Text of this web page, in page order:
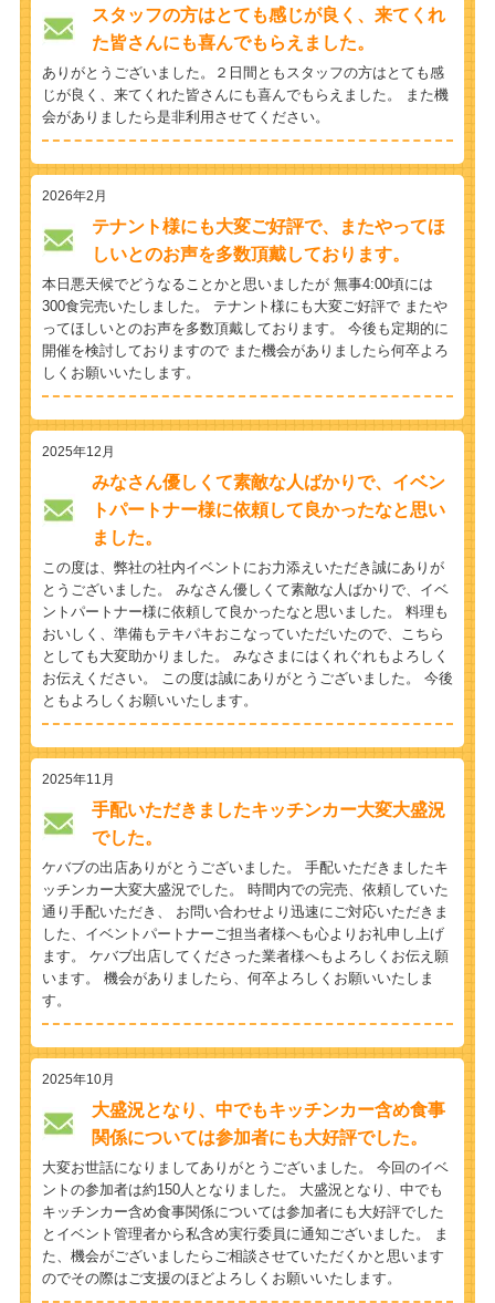
スタッフの方はとても感じが良く、来てくれ
た皆さんにも喜んでもらえました。
ありがとうございました。２日間ともスタッフの方はとても感
じが良く、来てくれた皆さんにも喜んでもらえました。 また機
会がありましたら是非利用させてください。
2026年2月
テナント様にも大変ご好評で、またやってほ
しいとのお声を多数頂戴しております。
本日悪天候でどうなることかと思いましたが 無事4:00頃には
300食完売いたしました。 テナント様にも大変ご好評で またや
ってほしいとのお声を多数頂戴しております。 今後も定期的に
開催を検討しておりますので また機会がありましたら何卒よろ
しくお願いいたします。
2025年12月
みなさん優しくて素敵な人ばかりで、イベン
トパートナー様に依頼して良かったなと思い
ました。
この度は、弊社の社内イベントにお力添えいただき誠にありが
とうございました。 みなさん優しくて素敵な人ばかりで、イベ
ントパートナー様に依頼して良かったなと思いました。 料理も
おいしく、準備もテキパキおこなっていただいたので、こちら
としても大変助かりました。 みなさまにはくれぐれもよろしく
お伝えください。 この度は誠にありがとうございました。 今後
ともよろしくお願いいたします。
2025年11月
手配いただきましたキッチンカー大変大盛況
でした。
ケバブの出店ありがとうございました。 手配いただきましたキ
ッチンカー大変大盛況でした。 時間内での完売、依頼していた
通り手配いただき、 お問い合わせより迅速にご対応いただきま
した、イベントパートナーご担当者様へも心よりお礼申し上げ
ます。 ケバブ出店してくださった業者様へもよろしくお伝え願
います。 機会がありましたら、何卒よろしくお願いいたしま
す。
2025年10月
大盛況となり、中でもキッチンカー含め食事
関係については参加者にも大好評でした。
大変お世話になりましてありがとうございました。 今回のイベ
ントの参加者は約150人となりました。 大盛況となり、中でも
キッチンカー含め食事関係については参加者にも大好評でした
とイベント管理者から私含め実行委員に通知ございました。 ま
た、機会がございましたらご相談させていただくかと思います
のでその際はご支援のほどよろしくお願いいたします。